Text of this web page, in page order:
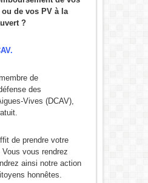
de vos PV à la
?
.
de
des
Vives (DCAV),
de prendre votre
Vous vous rendrez
ainsi notre action
honnêtes.